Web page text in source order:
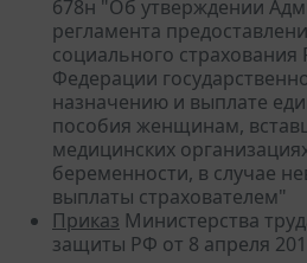
678н "Об утверждении
регламента
социального страхования
Федерации
назначению и выплате
пособия женщинам,
медицинских
беременности, в случае
выплаты страхователем"
Приказ Министерства
защиты РФ от 8 апреля